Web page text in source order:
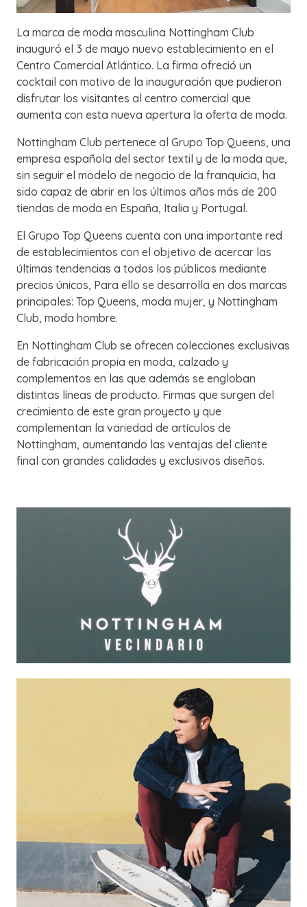
La marca de moda masculina Nottingham Club
inauguró el 3 de mayo nuevo establecimiento en el
Centro Comercial Atlántico. La firma ofreció un
cocktail con motivo de la inauguración que pudieron
disfrutar los visitantes al centro comercial que
aumenta con esta nueva apertura la oferta de moda.
Nottingham Club pertenece al Grupo Top Queens, una
empresa española del sector textil y de la moda que,
sin seguir el modelo de negocio de la franquicia, ha
sido capaz de abrir en los últimos años más de 200
tiendas de moda en España, Italia y Portugal.
El Grupo Top Queens cuenta con una importante red
de establecimientos con el objetivo de acercar las
últimas tendencias a todos los públicos mediante
precios únicos, Para ello se desarrolla en dos marcas
principales: Top Queens, moda mujer, y Nottingham
Club, moda hombre.
En Nottingham Club se ofrecen colecciones exclusivas
de fabricación propia en moda, calzado y
complementos en las que además se engloban
distintas líneas de producto. Firmas que surgen del
crecimiento de este gran proyecto y que
complementan la variedad de artículos de
Nottingham, aumentando las ventajas del cliente
final con grandes calidades y exclusivos diseños.